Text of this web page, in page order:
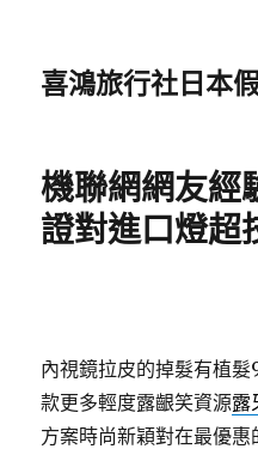
喜鴻旅行社日本
機聯網網友經
證對進口燈超
內視鏡拉皮的掉髮有植
款更多輕度露齦笑資源露
方案時尚新穎對在最優惠